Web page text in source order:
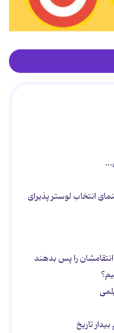
انتخاب لوستر پذیرای
تاریخ